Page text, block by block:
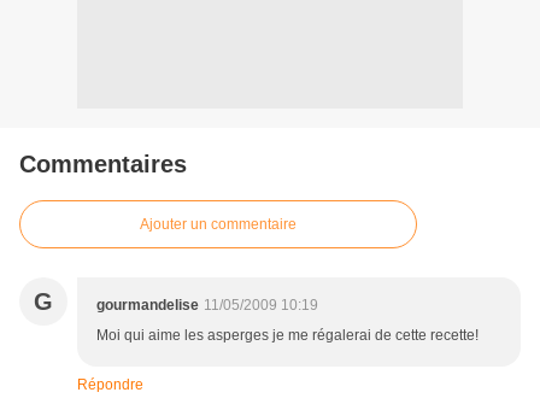
Commentaires
Ajouter un commentaire
G gourmandelise 11/05/2009 10:19
Moi qui aime les asperges je me régalerai de cette recette!
Répondre